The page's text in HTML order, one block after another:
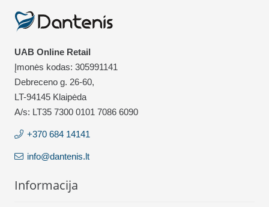
UAB Online Retail
Įmonės kodas: 305991141
Debreceno g. 26-60,
LT-94145 Klaipėda
A/s: LT35 7300 0101 7086 6090
+370 684 14141
info@dantenis.lt
Informacija